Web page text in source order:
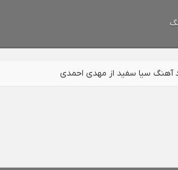
آهنگ سیا سفید از مهدی احمدی